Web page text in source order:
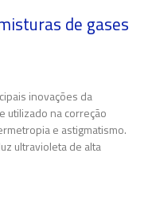
de gases
inovações da
utilizado na correção
e astigmatismo.
ultravioleta de alta